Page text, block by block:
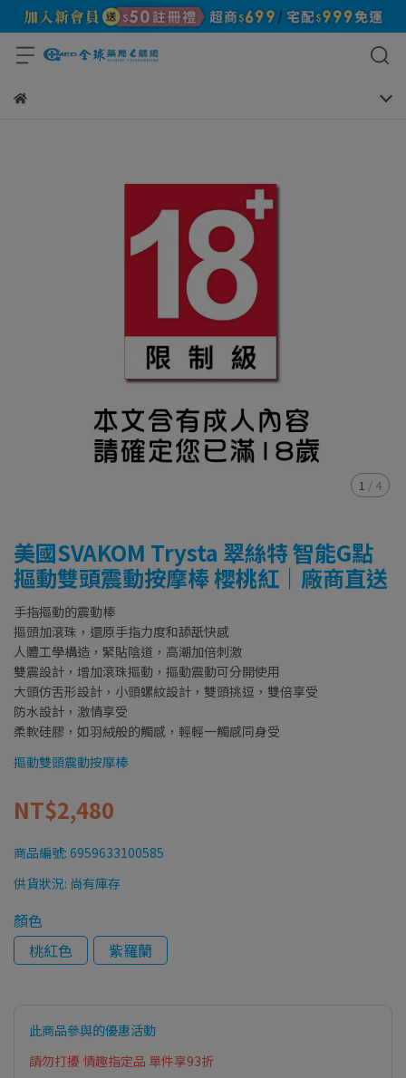
1 / 4
美國SVAKOM Trysta 翠絲特 智能G點
摳動雙頭震動按摩棒 櫻桃紅｜廠商直送
手指摳動的震動棒
摳頭加滾珠，還原手指力度和舔舐快感
人體工學構造，緊貼陰道，高潮加倍刺激
雙震設計，增加滾珠摳動，摳動震動可分開使用
大頭仿舌形設計，小頭螺紋設計，雙頭挑逗，雙倍享受
防水設計，激情享受
柔軟硅膠，如羽絨般的觸感，輕輕一觸感同身受
摳動雙頭震動按摩棒
NT$2,480
商品編號: 6959633100585
供貨狀況: 尚有庫存
顏色
桃紅色
紫羅蘭
此商品參與的優惠活動
請勿打擾 情趣指定品 單件享93折